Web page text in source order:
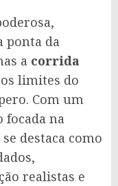
ponta da
a corrida
limites do
Com um
focada na
se destaca como
realistas e